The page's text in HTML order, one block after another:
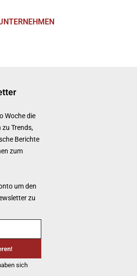
Woche die
Trends,
Berichte
zum
um den
zu
sich